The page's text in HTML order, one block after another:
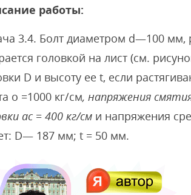
работы:
3.4. Болт диаметром d—100
головкой на лист (см.
D и высоту ее t, если
о =1000 кг/см, напряжения
ас = 400 кг/см и напряжения
D— 187 мм; t = 50 мм.